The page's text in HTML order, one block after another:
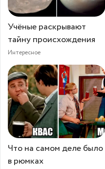
Учёные раскрывают
тайну происхождения
Интересное
Что на самом деле было
в рюмках